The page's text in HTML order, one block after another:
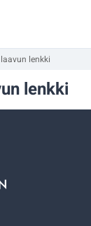
lenkki
lenkki